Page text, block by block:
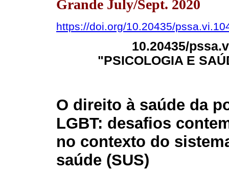
Grande July/Sept. 2020
https://doi.org/10.20435/
10.20435/
"PSICOLOGIA E
O direito à saúde da
LGBT: desafios
no contexto do
saúde (SUS)